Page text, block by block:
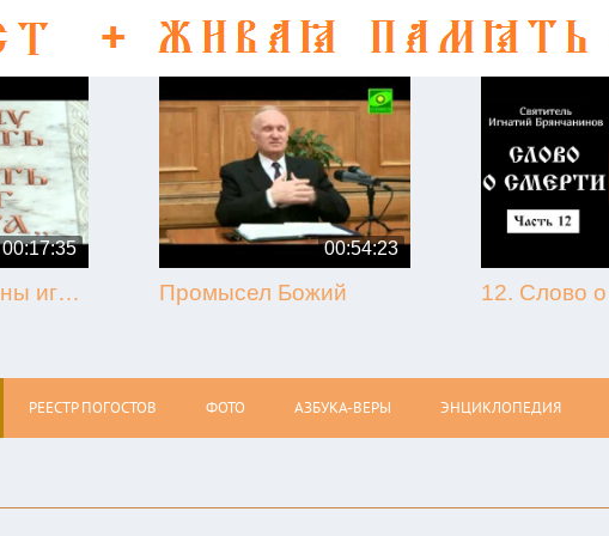
00:17:35
50-летие кончины игумена Никона (Воробьёва) (г. Гагарин, 2013.09.07)
00:54:23
Промысел Божий
РЕЕСТР ПОГОСТОВ ФОТО АЗБУКА-ВЕРЫ ЭНЦИКЛОПЕДИЯ